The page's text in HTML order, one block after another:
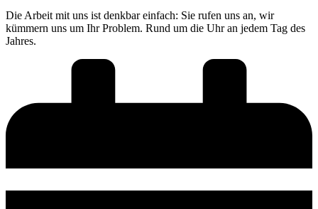
Die Arbeit mit uns ist denkbar einfach: Sie rufen uns an, wir
kümmern uns um Ihr Problem. Rund um die Uhr an jedem Tag des
Jahres.